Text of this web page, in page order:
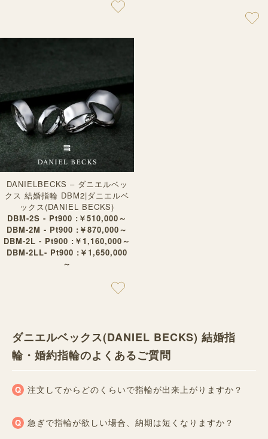
DANIELBECKS – ダニエルベッ
クス 結婚指輪 DBM2|ダニエルベ
ックス(DANIEL BECKS)
DBM-2S - Pt900 :￥510,000～
DBM-2M - Pt900 :￥870,000～
DBM-2L - Pt900 :￥1,160,000～
DBM-2LL- Pt900 :￥1,650,000
～
ダニエルベックス(DANIEL BECKS) 結婚指
輪・婚約指輪のよくあるご質問
注文してからどのくらいで指輪が出来上がりますか？
急ぎで指輪が欲しい場合、納期は短くなりますか？